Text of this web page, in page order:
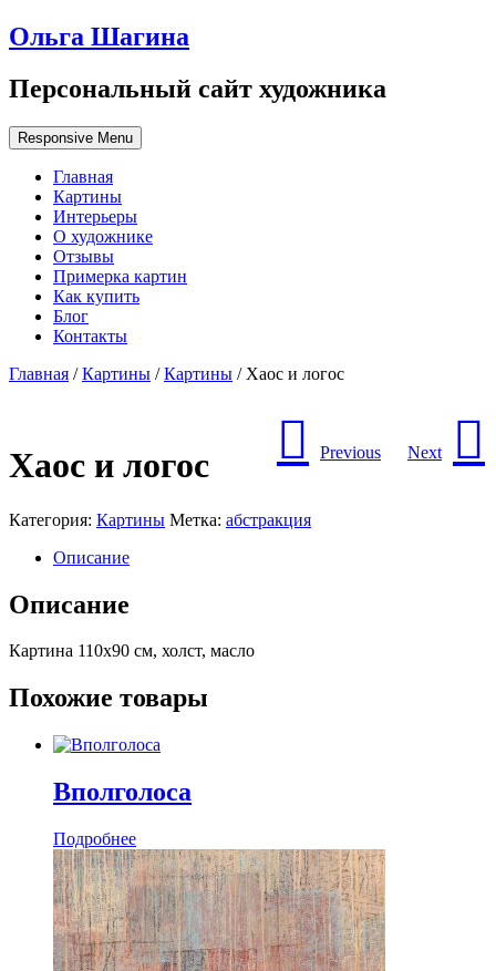
Ольга Шагина
Персональный сайт художника
Responsive Menu
Главная
Картины
Интерьеры
О художнике
Отзывы
Примерка картин
Как купить
Блог
Контакты
Главная /Картины /Картины / Хаос и логос
Previous Next
Хаос и логос
Категория: Картины Метка: абстракция
Описание
Описание
Картина 110х90 см, холст, масло
Похожие товары
Вполголоса
Подробнее